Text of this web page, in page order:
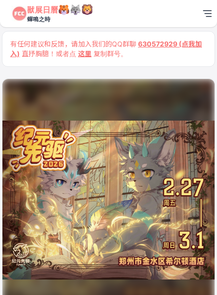
獸展日曆
蟬鳴之時
有任何建议和反馈，请加入我们的QQ群聊 630572929 (点我加
入) 直抒胸臆！或者点 这里 复制群号。